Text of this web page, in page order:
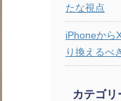
たな視点
iPhoneから
り換えるべ
カテゴリ